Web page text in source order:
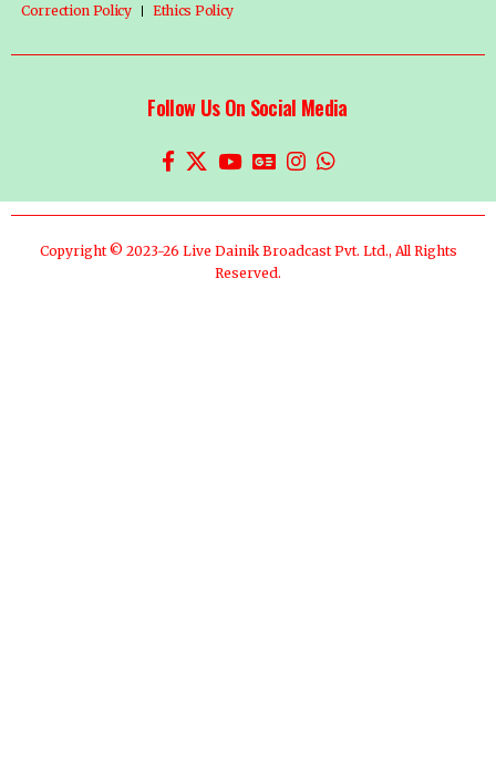
Correction Policy
Ethics Policy
Follow Us On Social Media
Copyright © 2023-26 Live Dainik Broadcast Pvt. Ltd., All Rights
Reserved.